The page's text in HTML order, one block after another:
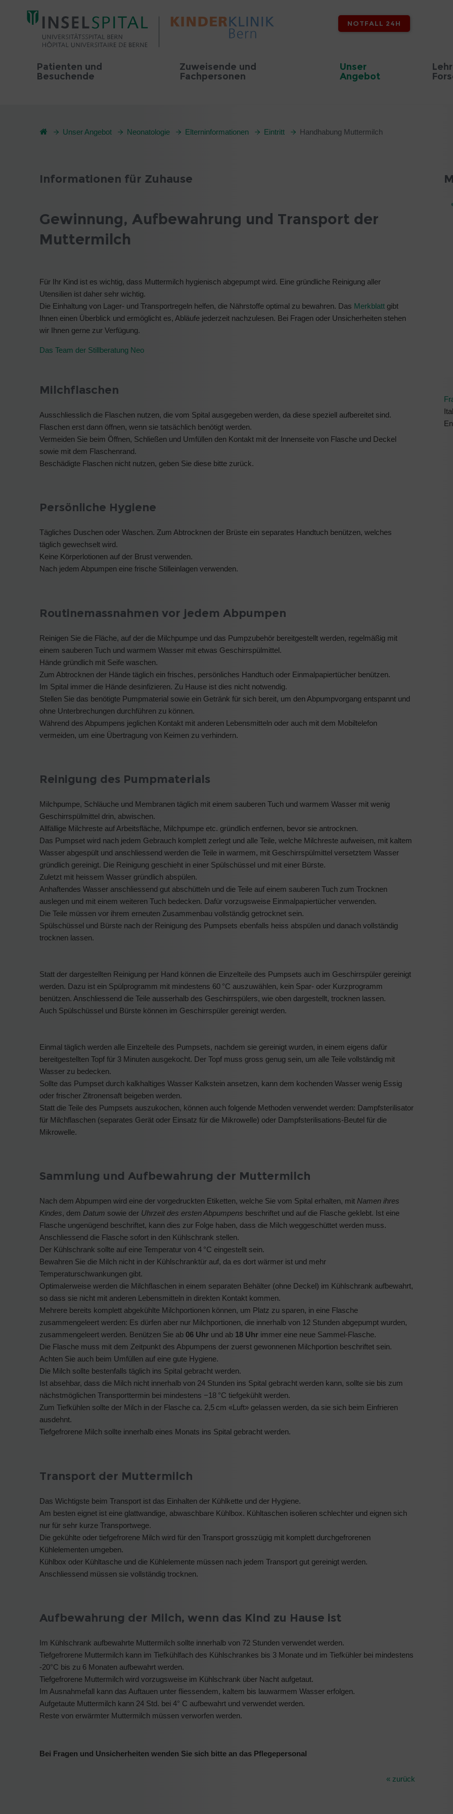
NOTFALL 24H
Patienten und
Besuchende
Zuweisende und
Fachpersonen
Unser
Angebot
Unser Angebot Neonatologie Elterninformationen Eintritt Handhabung Muttermilch
Informationen für Zuhause
Gewinnung, Aufbewahrung und Transport der
Muttermilch
Für Ihr Kind ist es wichtig, dass Muttermilch hygienisch abgepumpt wird. Eine gründliche Reinigung aller
Utensilien ist daher sehr wichtig.
Die Einhaltung von Lager- und Transportregeln helfen, die Nährstoffe optimal zu bewahren. Das Merkblatt gibt
Ihnen einen Überblick und ermöglicht es, Abläufe jederzeit nachzulesen. Bei Fragen oder Unsicherheiten stehen
wir Ihnen gerne zur Verfügung.
Das Team der Stillberatung Neo
Milchflaschen
Ausschliesslich die Flaschen nutzen, die vom Spital ausgegeben werden, da diese speziell aufbereitet sind.
Flaschen erst dann öffnen, wenn sie tatsächlich benötigt werden.
Vermeiden Sie beim Öffnen, Schließen und Umfüllen den Kontakt mit der Innenseite von Flasche und Deckel
sowie mit dem Flaschenrand.
Beschädigte Flaschen nicht nutzen, geben Sie diese bitte zurück.
Persönliche Hygiene
Tägliches Duschen oder Waschen. Zum Abtrocknen der Brüste ein separates Handtuch benützen, welches
täglich gewechselt wird.
Keine Körperlotionen auf der Brust verwenden.
Nach jedem Abpumpen eine frische Stilleinlagen verwenden.
Routinemassnahmen vor jedem Abpumpen
Reinigen Sie die Fläche, auf der die Milchpumpe und das Pumpzubehör bereitgestellt werden, regelmäßig mit
einem sauberen Tuch und warmem Wasser mit etwas Geschirrspülmittel.
Hände gründlich mit Seife waschen.
Zum Abtrocknen der Hände täglich ein frisches, persönliches Handtuch oder Einmalpapiertücher benützen.
Im Spital immer die Hände desinfizieren. Zu Hause ist dies nicht notwendig.
Stellen Sie das benötigte Pumpmaterial sowie ein Getränk für sich bereit, um den Abpumpvorgang entspannt und
ohne Unterbrechungen durchführen zu können.
Während des Abpumpens jeglichen Kontakt mit anderen Lebensmitteln oder auch mit dem Mobiltelefon
vermeiden, um eine Übertragung von Keimen zu ver­hindern.
Reinigung des Pumpmaterials
Milchpumpe, Schläuche und Membranen täglich mit einem sauberen Tuch und war­mem Wasser mit wenig
Geschirrspülmittel drin, abwischen.
Allfällige Milchreste auf Arbeitsfläche, Milchpumpe etc. gründlich entfernen, bevor sie antrocknen.
Das Pumpset wird nach jedem Gebrauch komplett zerlegt und alle Teile, welche Milchreste aufweisen, mit kaltem
Wasser abgespült und anschliessend werden die Teile in warmem, mit Geschirrspülmittel versetztem Wasser
gründlich gereinigt. Die Reinigung geschieht in einer Spülschüssel und mit einer Bürste.
Zuletzt mit heissem Wasser gründlich abspülen.
Anhaftendes Wasser anschliessend gut abschütteln und die Teile auf einem sauberen Tuch zum Trocknen
auslegen und mit einem weiteren Tuch bedecken. Dafür vorzugs­weise Einmalpapiertücher verwenden.
Die Teile müssen vor ihrem erneuten Zusammenbau vollständig getrocknet sein.
Spülschüssel und Bürste nach der Reinigung des Pumpsets ebenfalls heiss abspülen und danach vollständig
trocknen lassen.
Statt der dargestellten Reinigung per Hand können die Einzelteile des Pumpsets auch im Geschirrspüler gereinigt
werden. Dazu ist ein Spülprogramm mit mindestens 60 °C auszuwählen, kein Spar- oder Kurzprogramm
benützen. Anschliessend die Teile aus­serhalb des Geschirrspülers, wie oben dargestellt, trocknen lassen.
Auch Spülschüssel und Bürste können im Geschirrspüler gereinigt werden.
Einmal täglich werden alle Einzelteile des Pumpsets, nachdem sie gereinigt wurden, in einem eigens dafür
bereitgestellten Topf für 3 Minuten ausgekocht. Der Topf muss gross genug sein, um alle Teile vollständig mit
Wasser zu bedecken.
Sollte das Pumpset durch kalkhaltiges Wasser Kalkstein ansetzen, kann dem kochen­den Wasser wenig Essig
oder frischer Zitronensaft beigeben werden.
Statt die Teile des Pumpsets auszukochen, können auch folgende Methoden verwendet werden: Dampfsterilisator
für Milchflaschen (separates Gerät oder Einsatz für die Mikro­welle) oder Dampfsterilisations-Beutel für die
Mikrowelle.
Sammlung und Aufbewahrung der Muttermilch
Nach dem Abpumpen wird eine der vorgedruckten Etiketten, welche Sie vom Spital erhalten, mit Namen ihres
Kindes, dem Datum sowie der Uhrzeit des ersten Abpumpens beschriftet und auf die Flasche geklebt. Ist eine
Flasche ungenügend beschriftet, kann dies zur Folge haben, dass die Milch weggeschüttet werden muss.
Anschliessend die Flasche sofort in den Kühlschrank stellen.
Der Kühlschrank sollte auf eine Temperatur von 4 °C eingestellt sein.
Bewahren Sie die Milch nicht in der Kühlschranktür auf, da es dort wärmer ist und mehr
Temperaturschwankungen gibt.
Optimalerweise werden die Milchflaschen in einem separaten Behälter (ohne Deckel) im Kühlschrank aufbewahrt,
so dass sie nicht mit anderen Lebensmitteln in direkten Kontakt kommen.
Mehrere bereits komplett abgekühlte Milchportionen können, um Platz zu sparen, in eine Flasche
zusammengeleert werden: Es dürfen aber nur Milchportionen, die innerhalb von 12 Stunden abgepumpt wurden,
zusammengeleert werden. Benützen Sie ab 06 Uhr und ab 18 Uhr immer eine neue Sammel-Flasche.
Die Flasche muss mit dem Zeitpunkt des Abpumpens der zuerst gewonnenen Milchportion beschriftet sein.
Achten Sie auch beim Umfüllen auf eine gute Hygiene.
Die Milch sollte bestenfalls täglich ins Spital gebracht werden.
Ist absehbar, dass die Milch nicht innerhalb von 24 Stunden ins Spital gebracht werden kann, sollte sie bis zum
nächstmöglichen Transporttermin bei mindestens −18 °C tiefgekühlt werden.
Zum Tiefkühlen sollte der Milch in der Flasche ca. 2,5 cm «Luft» gelassen werden, da sie sich beim Einfrieren
ausdehnt.
Tiefgefrorene Milch sollte innerhalb eines Monats ins Spital gebracht werden.
Transport der Muttermilch
Das Wichtigste beim Transport ist das Einhalten der Kühlkette und der Hygiene.
Am besten eignet ist eine glattwandige, abwaschbare Kühlbox. Kühltaschen isolieren schlechter und eignen sich
nur für sehr kurze Transportwege.
Die gekühlte oder tiefgefrorene Milch wird für den Transport grosszügig mit komplett durchgefrorenen
Kühlelementen umgeben.
Kühlbox oder Kühltasche und die Kühlelemente müssen nach jedem Transport gut gereinigt werden.
Anschliessend müssen sie vollständig trocknen.
Aufbewahrung der Milch, wenn das Kind zu Hause ist
Im Kühlschrank aufbewahrte Muttermilch sollte innerhalb von 72 Stunden verwendet werden.
Tiefgefrorene Muttermilch kann im Tiefkühlfach des Kühlschrankes bis 3 Monate und im Tiefkühler bei mindestens
-20°C bis zu 6 Monaten aufbewahrt werden.
Tiefgefrorene Muttermilch wird vorzugsweise im Kühlschrank über Nacht aufgetaut.
Im Ausnahmefall kann das Auftauen unter fliessendem, kaltem bis lauwarmem Wasser erfolgen.
Aufgetaute Muttermilch kann 24 Std. bei 4° C aufbewahrt und verwendet werden.
Reste von erwärmter Muttermilch müssen verworfen werden.
Bei Fragen und Unsicherheiten wenden Sie sich bitte an das Pflegepersonal
« zurück